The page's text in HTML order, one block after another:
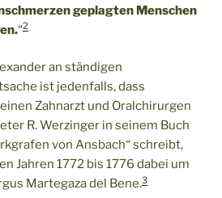
geplagten Menschen
“2
an ständigen
ist jedenfalls, dass
Zahnarzt und Oralchirurgen
R. Werzinger in seinem Buch
von Ansbach“ schreibt,
Jahren 1772 bis 1776 dabei um
Martegaza del Bene.3